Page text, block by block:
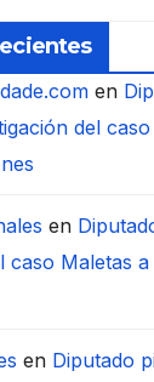
en
del
en
caso Maletas
en Diputado